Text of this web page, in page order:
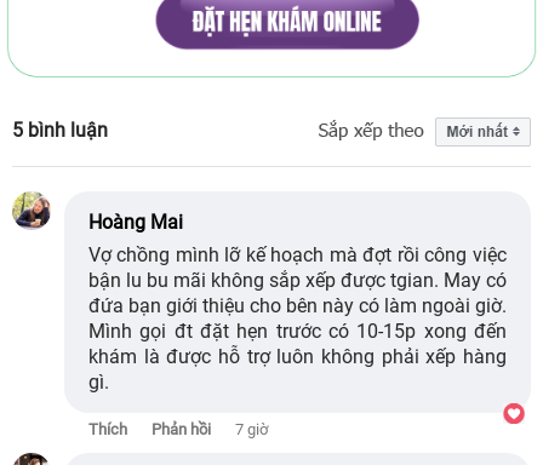
5 bình luận
Hoàng Mai
Vợ chồng mình lỡ kế hoạch mà đợt rồi công việc
bận lu bu mãi không sắp xếp được tgian. May có
đứa bạn giới thiệu cho bên này có làm ngoài giờ.
Mình gọi đt đặt hẹn trước có 10-15p xong đến
khám là được hỗ trợ luôn không phải xếp hàng
gì.
Thích Phản hồi 7 giờ